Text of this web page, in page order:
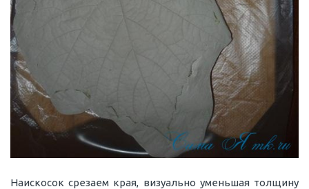
Наискосок срезаем края, визуально уменьшая толщину